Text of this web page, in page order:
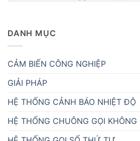
DANH MỤC
CẢM BIẾN CÔNG NGHIỆP
GIẢI PHÁP
HỆ THỐNG CẢNH BÁO NHIỆT ĐỘ
HỆ THỐNG CHUÔNG GỌI KHÔNG